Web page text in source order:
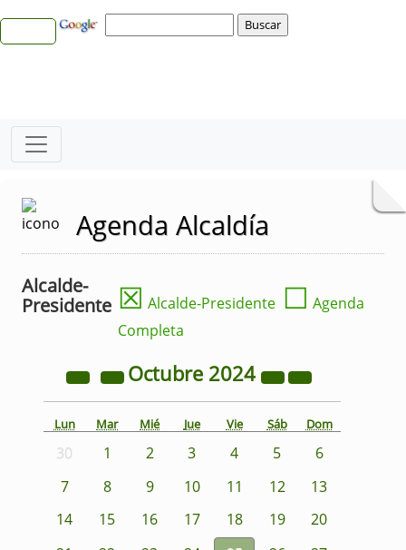
Agenda Alcaldía
Alcalde-
Presidente ☒ Alcalde-Presidente ☐ Agenda
Completa
Octubre 2024
Lun Mar Mié Jue Vie Sáb Dom
30 1 2 3 4 5
6
7
8 9 10 11 12
13
14
15 16 17 18 19
20